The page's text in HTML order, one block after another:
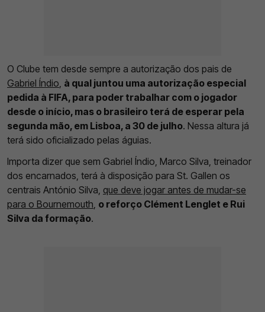
O Clube tem desde sempre a autorização dos pais de
Gabriel Índio à qual juntou uma autorização especial
pedida à FIFA, para poder trabalhar com o jogador
desde o início, mas o brasileiro terá de esperar pela
segunda mão, em Lisboa, a 30 de julho. Nessa altura já
terá sido oficializado pelas águias.
Importa dizer que sem Gabriel Índio, Marco Silva, treinador
dos encarnados, terá à disposição para St. Gallen os
centrais António Silva, que deve jogar antes de mudar-se
para o Bournemouth o reforço Clément Lenglet e Rui
Silva da formação.